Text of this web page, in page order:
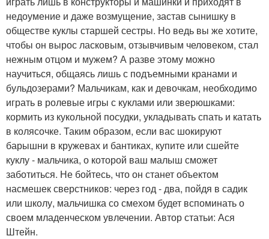
недоумение и даже возмущение, застав сынишку в
обществе куклы старшей сестры. Но ведь вы же хотите,
чтобы он вырос ласковым, отзывчивым человеком, стал
нежным отцом и мужем? А разве этому можно
научиться, общаясь лишь с подъемными кранами и
бульдозерами? Мальчикам, как и девочкам, необходимо
играть в ролевые игры с куклами или зверюшками:
кормить из кукольной посудки, укладывать спать и катать
в колясочке. Таким образом, если вас шокируют
барышни в кружевах и бантиках, купите или сшейте
куклу - мальчика, о которой ваш малыш сможет
заботиться. Не бойтесь, что он станет объектом
насмешек сверстников: через год - два, пойдя в садик
или школу, мальчишка со смехом будет вспоминать о
своем младенческом увлечении. Автор статьи: Ася
Штейн.